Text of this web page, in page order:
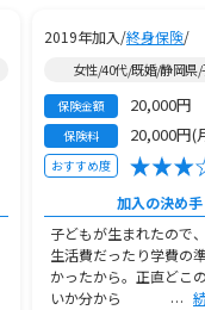
2019年加入/終身保険/
女性/40代/既婚/静岡県/
保険金額 20,000円
保険料 20,000円(
おすすめ度
加入の決め手
子どもが生まれたので
生活費だったり学費の
かったから。正直どこ
いか分から